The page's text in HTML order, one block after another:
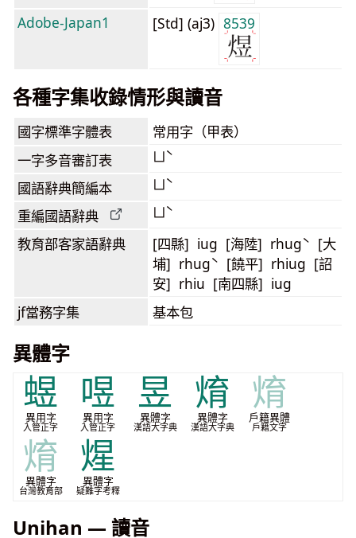
Adobe-Japan1 [Std] (aj3) 8539
各種字集收錄情形與讀音
國字標準字體表 常用字（甲表）
一字多音審訂表 ㄩˋ
國語辭典簡編本 ㄩˋ
重編國語辭典 ㄩˋ
教育部客家語辭典
[四縣] iug [海陸] rhugˋ [大
埔] rhugˋ [饒平] rhiug [詔
安] rhiu [南四縣] iug
jf當務字集 基本包
異體字
䗑
異用字
入管正字
喅
異用字
入管正字
昱
異體字
漢語大字典
焴
異體字
漢語大字典
焴
戶籍異體
戶籍文字
焴
異體字
台灣教育部
煋
異體字
疑難字考釋
Unihan — 讀音